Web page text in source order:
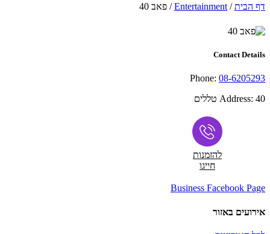
דף הבית/
Entertainment
/ פאב 40
Contact Details
Phone: 08-6205293
Address: 40 טללים
להזמנות
חייגו
Business Facebook Page
אירועים באזור